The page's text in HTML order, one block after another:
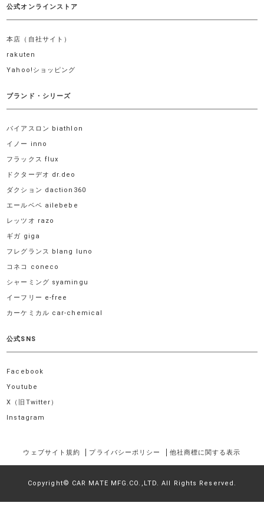
公式オンラインストア
本店（自社サイト）
rakuten
Yahoo!ショッピング
ブランド・シリーズ
バイアスロン biathlon
イノー inno
フラックス flux
ドクターデオ dr.deo
ダクション daction360
エールベベ ailebebe
レッツオ razo
ギガ giga
フレグランス blang luno
コネコ coneco
シャーミング syamingu
イーフリー e-free
カーケミカル car-chemical
公式SNS
Facebook
Youtube
X（旧Twitter）
Instagram
ウェブサイト規約 プライバシーポリシー 他社商標に関する表示
Copyright© CAR MATE MFG.CO.,LTD. All Rights Reserved.